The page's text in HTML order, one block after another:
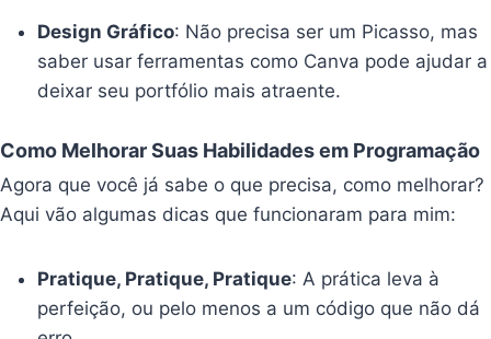
Design Gráfico: Não precisa ser um Picasso, mas
saber usar ferramentas como Canva pode ajudar a
deixar seu portfólio mais atraente.
Como Melhorar Suas Habilidades em Programação
Agora que você já sabe o que precisa, como melhorar?
Aqui vão algumas dicas que funcionaram para mim:
Pratique, Pratique, Pratique: A prática leva à
perfeição, ou pelo menos a um código que não dá